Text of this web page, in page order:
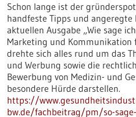
Schon lange ist der
handfeste Tipps und angeregte
aktuellen Ausgabe „Wie sage
Marketing und Kommunikation
drehte sich alles rund um das
und Werbung sowie die
Bewerbung von Medizin- und
besondere Hürde darstellen.
https://
bw.de/fachbeitrag/pm/so-